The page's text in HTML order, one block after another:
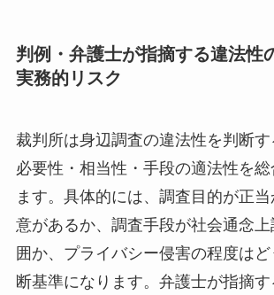
判例・弁護士が指摘する違法性
実務的リスク
裁判所は身辺調査の違法性を判断
必要性・相当性・手段の適法性を総
ます。具体的には、調査目的が正
意があるか、調査手段が社会通念
囲か、プライバシー侵害の程度はど
断基準になります。弁護士が指摘す